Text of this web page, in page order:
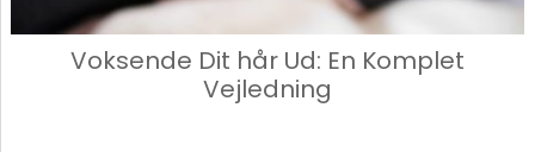
Voksende Dit hår Ud: En Komplet
Vejledning